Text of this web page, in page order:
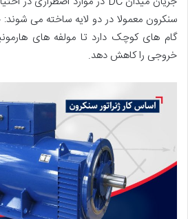
سنکرون معمولا در دو لایه ساخته می
گام های کوچک دارد تا مولفه های
خروجی را کاهش دهد.